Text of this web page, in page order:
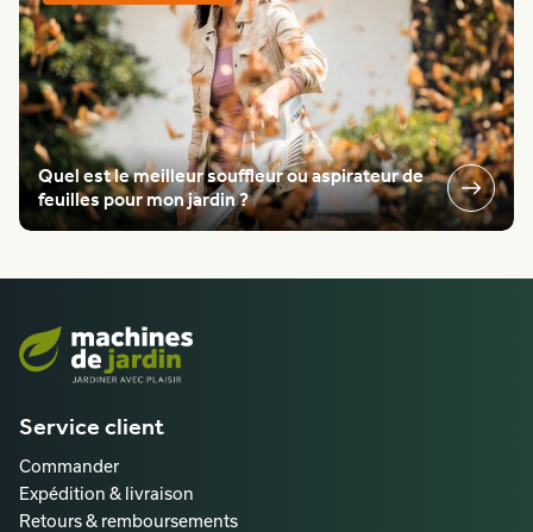
Quel est le meilleur souffleur ou aspirateur de
feuilles pour mon jardin ?
Service client
Commander
Expédition & livraison
Retours & remboursements